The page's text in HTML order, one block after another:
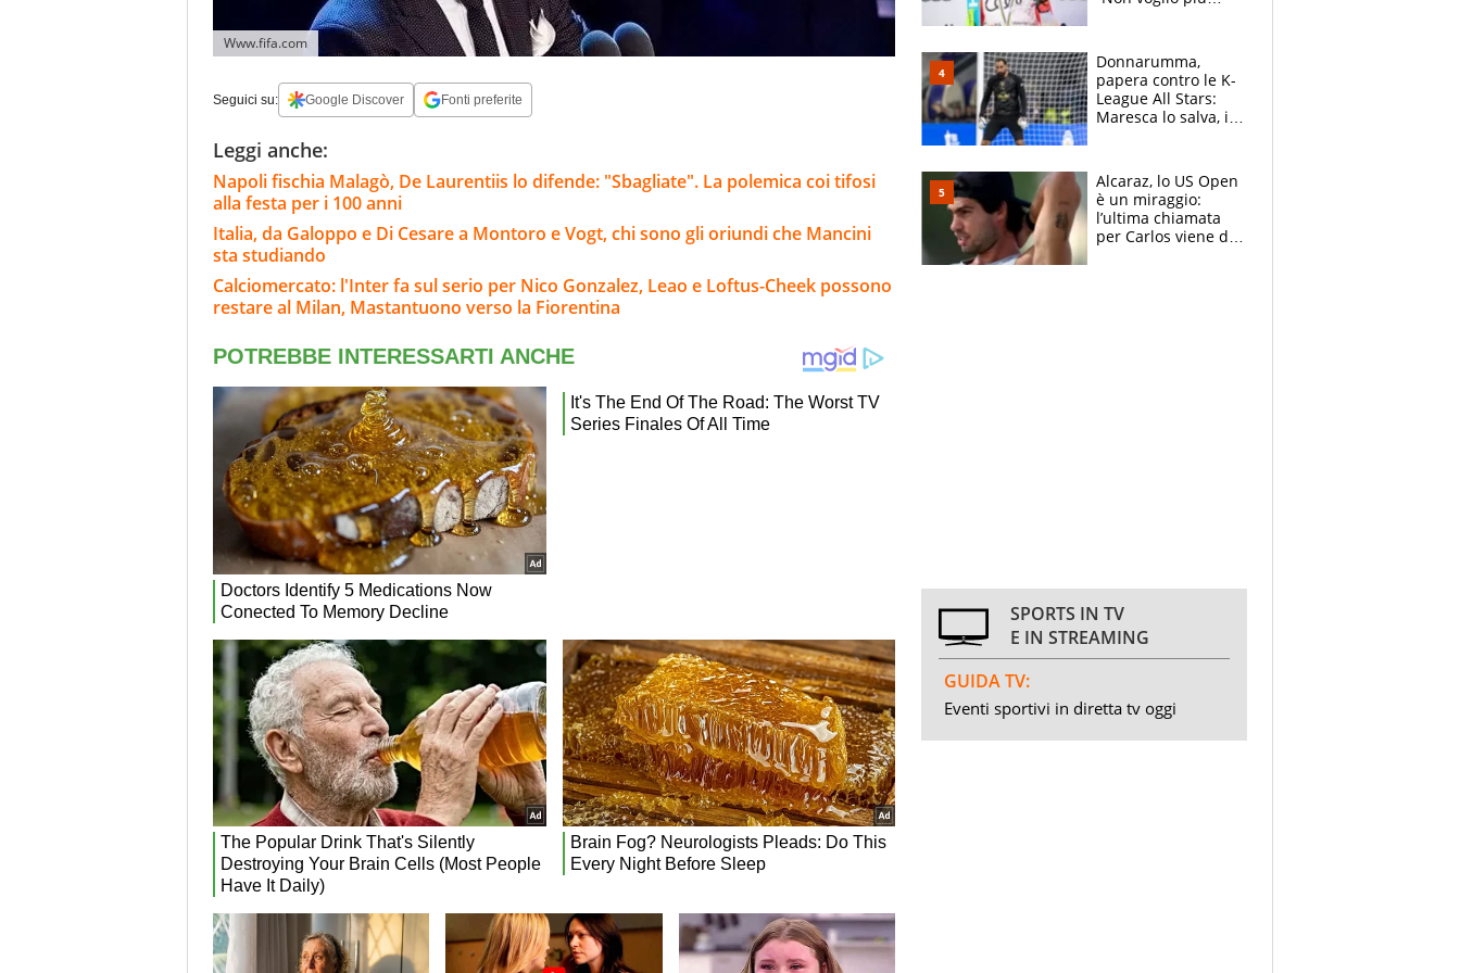
Www.fifa.com
Seguici su: Google Discover Fonti preferite
Leggi anche:
Napoli fischia Malagò, De Laurentiis lo difende: "Sbagliate". La polemica coi tifosi
alla festa per i 100 anni
Italia, da Galoppo e Di Cesare a Montoro e Vogt, chi sono gli oriundi che Mancini
sta studiando
Calciomercato: l'Inter fa sul serio per Nico Gonzalez, Leao e Loftus-Cheek possono
restare al Milan, Mastantuono verso la Fiorentina
Brignone
Donnarumma,
papera contro le K-
League All Stars:
Maresca lo salva, i
Alcaraz, lo US Open
è un miraggio:
l’ultima chiamata
per Carlos viene da
SPORTS IN TV
E IN STREAMING
GUIDA TV:
Eventi sportivi in diretta tv oggi